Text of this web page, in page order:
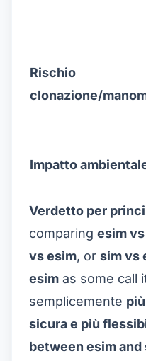
Rischio
clonazione/
Impatto
Verdetto per
comparing esim
vs esim, or sim vs
esim as some call
semplicemente
sicura e più
between esim and